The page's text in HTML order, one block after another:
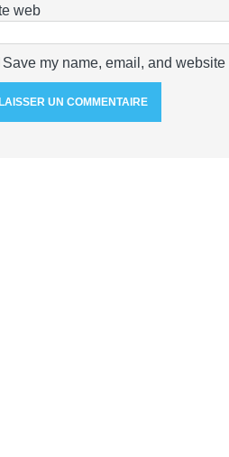
web
Save my name, email, and